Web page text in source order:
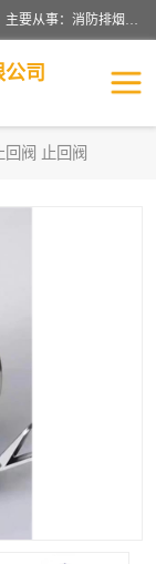
海南鑫艺达通风设备有限公司是一家海南通风设备工厂，主要从事：消防排烟工程、油烟净化工程、厨房排烟工程、酒店厨房设备、新风排风系统、镀锌铁皮管道加工、暖通工程、通风管道安装、消防火阀百叶风口等业务。公司拥有管道及配件一体化工厂生产线，良好的售后服务，良好的设计团队，良好的施工团队、良好管理人员，掌握畅通丰富的信息、市场渠道。
司
回阀 止回阀
管